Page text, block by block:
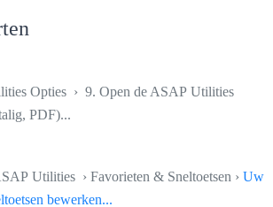
Opties › 9. Open de ASAP Utilities
PDF)...
Utilities › Favorieten & Sneltoetsen › Uw
bewerken...